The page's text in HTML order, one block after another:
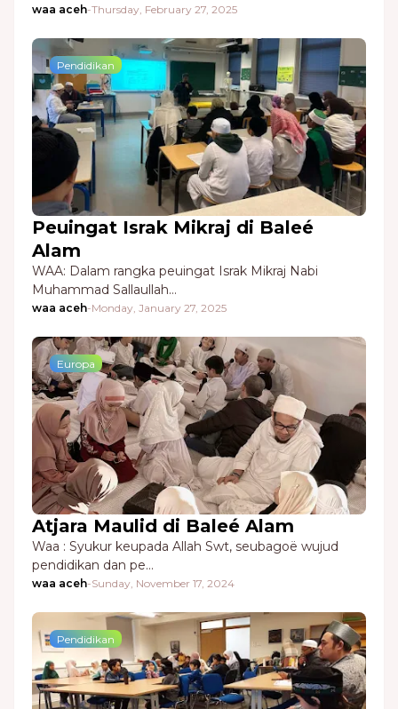
waa aceh-Thursday, February 27, 2025
Pendidikan
Peuingat Israk Mikraj di Baleé
Alam
WAA: Dalam rangka peuingat Israk Mikraj Nabi
Muhammad Sallaullah…
waa aceh-Monday, January 27, 2025
Europa
Atjara Maulid di Baleé Alam
Waa : Syukur keupada Allah Swt, seubagoë wujud
pendidikan dan pe…
waa aceh-Sunday, November 17, 2024
Pendidikan